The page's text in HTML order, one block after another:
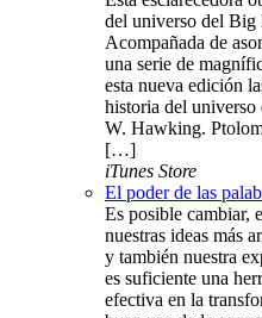
del universo del Big
Acompañada de
una serie de
esta nueva edición
historia del
W. Hawking.
[…]
iTunes Store
El poder de las
Es posible cambiar,
nuestras ideas más
y también nuestra
es suficiente una
efectiva en la